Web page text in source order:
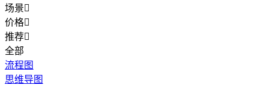
场景
价格
推荐
全部
流程图
思维导图